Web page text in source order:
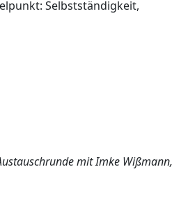
Selbstständigkeit,
mit Imke Wißmann,